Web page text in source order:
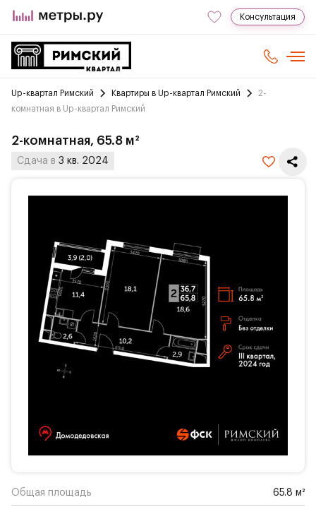
Консультация
Up-квартал Римский Квартиры в Up-квартал Римский
2-
комнатная в Up-квартал Римский
2-комнатная, 65.8 м²
Сдача в 3 кв. 2024
Общая площадь 65.8 м²